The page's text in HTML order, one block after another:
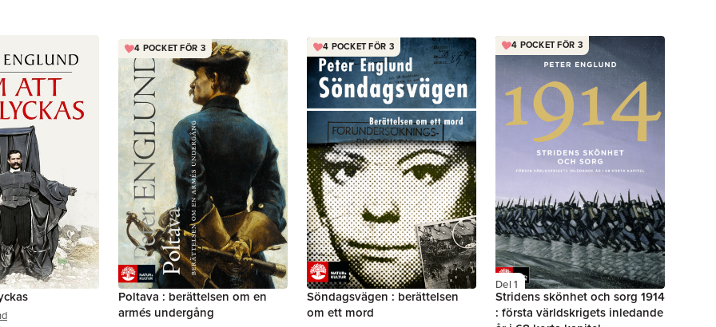
4 POCKET FÖR 3
Poltava : berättelsen om en
armés undergång
4 POCKET FÖR 3
Söndagsvägen : berättelsen
om ett mord
4 POCKET FÖR 3
Del 1
Stridens skönhet och sorg 1914
: första världskrigets inledande